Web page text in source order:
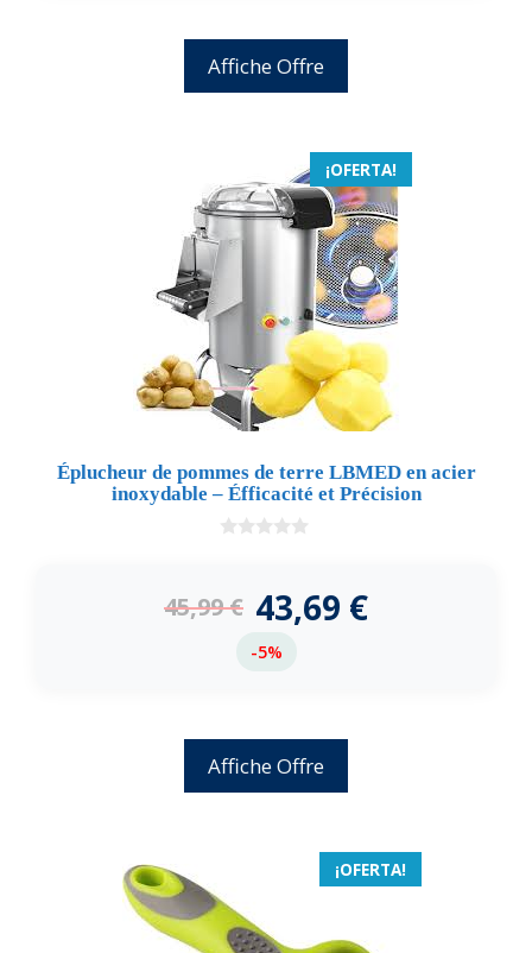
Affiche Offre
¡OFERTA!
Éplucheur de pommes de terre LBMED en acier
inoxydable – Éfficacité et Précision
5
45,99€ 43,69 €
-5%
Affiche Offre
¡OFERTA!